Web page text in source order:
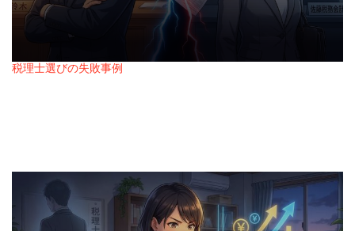
Posted
税理士選びの失敗事例